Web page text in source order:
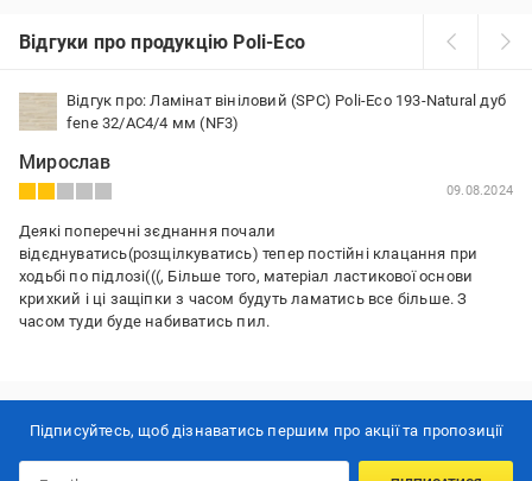
Відгуки про продукцію Poli-Eco
Відгук про: Ламінат вініловий (SPC) Poli-Eco 193-Natural дуб
fene 32/АС4/4 мм (NF3)
Мирослав
09.08.2024
Деякі поперечні зєднання почали
відєднуватись(розщілкуватись) тепер постійні клацання при
ходьбі по підлозі(((, Більше того, матеріал ластикової основи
крихкий і ці защіпки з часом будуть ламатись все більше. З
часом туди буде набиватись пил.
Недоліки:
Підписуйтесь, щоб дізнаватись першим про акції та пропозиції